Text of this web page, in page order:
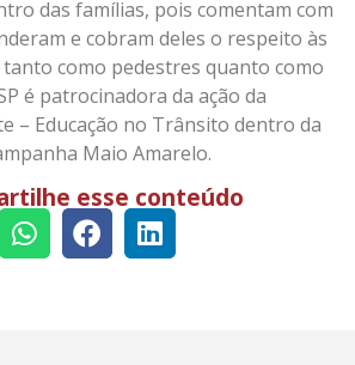
das famílias, pois comentam com
e cobram deles o respeito às
como pedestres quanto como
é patrocinadora da ação da
– Educação no Trânsito dentro da
Maio Amarelo.
esse conteúdo